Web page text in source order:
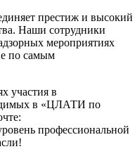
престиж и высокий
Наши сотрудники
мероприятиях
по самым
участия в
в «ЦЛАТИ по
профессиональной